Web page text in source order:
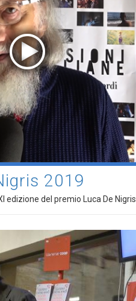
2019
edizione del premio Luca De Nigris.